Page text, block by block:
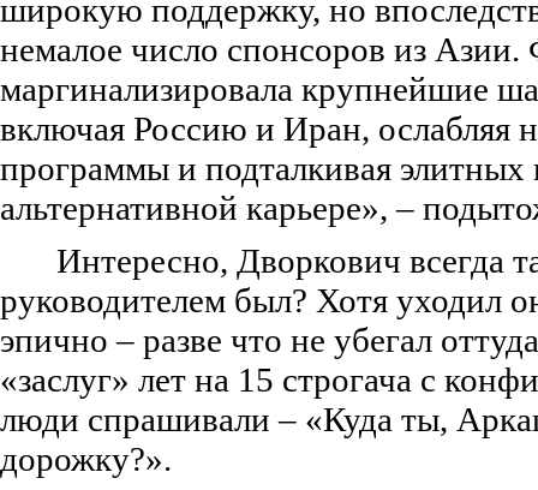
широкую поддержку, но
немалое число спонсоров из
маргинализировала крупнейшие
включая Россию и Иран, ослабляя
программы и подталкивая элитных
альтернативной карьере», –
Интересно, Дворкович всегда
руководителем был? Хотя уходил
эпично – разве что не убегал
«заслуг» лет на 15 строгача с
люди спрашивали – «Куда ты,
дорожку?».